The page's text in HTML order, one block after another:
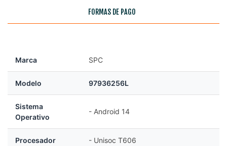
FORMAS DE PAGO
Marca SPC
Modelo 97936256L
Sistema
Operativo
- Android 14
Procesador
- Unisoc T606